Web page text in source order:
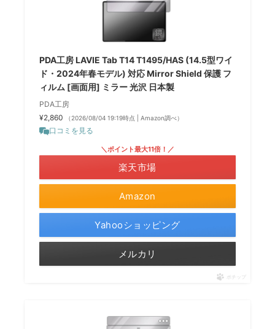
PDA工房 LAVIE Tab T14 T1495/HAS (14.5型ワイ
ド・2024年春モデル) 対応 Mirror Shield 保護 フ
ィルム [画面用] ミラー 光沢 日本製
PDA工房
¥2,860
（2026/08/04 19:19時点 | Amazon調べ）
口コミを見る
Amazon
＼ポイント最大11倍！／
楽天市場
Yahooショッピング
メルカリ
ポチップ